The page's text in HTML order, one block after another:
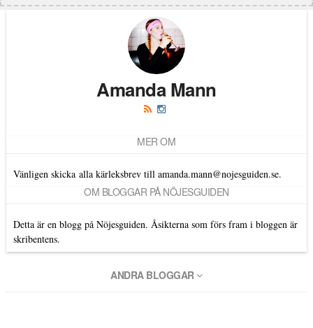
Amanda Mann
MER OM
Vänligen skicka alla kärleksbrev till amanda.mann@nojesguiden.se.
OM BLOGGAR PÅ NÖJESGUIDEN
Detta är en blogg på Nöjesguiden. Åsikterna som förs fram i bloggen är
skribentens.
ANDRA BLOGGAR